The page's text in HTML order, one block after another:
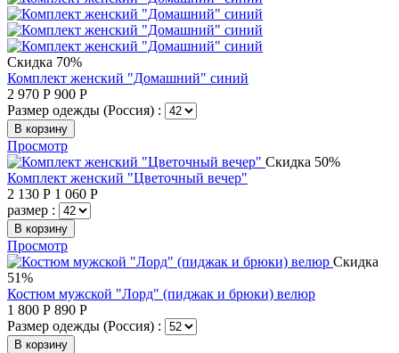
Скидка 70%
Комплект женский "Домашний" синий
2 970 Р 900 Р
Размер одежды (Россия) :
В корзину
Просмотр
Скидка 50%
Комплект женский "Цветочный вечер"
2 130 Р 1 060 Р
размер :
В корзину
Просмотр
Скидка
51%
Костюм мужской "Лорд" (пиджак и брюки) велюр
1 800 Р 890 Р
Размер одежды (Россия) :
В корзину